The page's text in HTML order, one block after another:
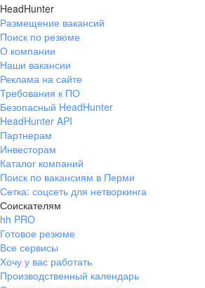
Рязань
Самара
Саранск
Саратов
Смоленск
Сочи
Ставрополь
Тамбов
Тверь
HeadHunter
Размещение вакансий
Поиск по резюме
О компании
Наши вакансии
Реклама на сайте
Требования к ПО
Безопасный HeadHunter
HeadHunter API
Партнерам
Инвесторам
Каталог компаний
Поиск по вакансиям в Перми
Сетка: соцсеть для нетворкинга
Соискателям
hh PRO
Готовое резюме
Все сервисы
Хочу у вас работать
Производственный календарь